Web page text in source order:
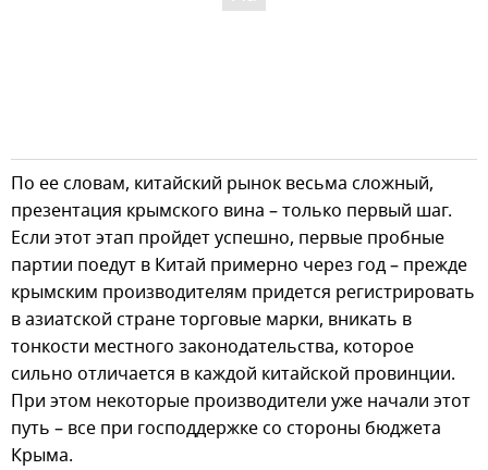
По ее словам, китайский рынок весьма сложный,
презентация крымского вина – только первый шаг.
Если этот этап пройдет успешно, первые пробные
партии поедут в Китай примерно через год – прежде
крымским производителям придется регистрировать
в азиатской стране торговые марки, вникать в
тонкости местного законодательства, которое
сильно отличается в каждой китайской провинции.
При этом некоторые производители уже начали этот
путь – все при господдержке со стороны бюджета
Крыма.